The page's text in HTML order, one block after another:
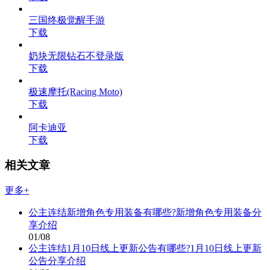
三国终极觉醒手游
下载
奶块无限钻石不登录版
下载
极速摩托(Racing Moto)
下载
阿卡迪亚
下载
相关文章
更多+
公主连结新增角色专用装备有哪些?新增角色专用装备分
享介绍
01/08
公主连结1月10日线上更新公告有哪些?1月10日线上更新
公告分享介绍